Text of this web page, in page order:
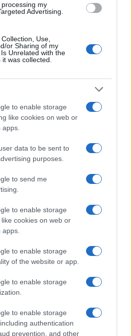
my
Advertising.
Use,
or Sharing of my
Unrelated with the
was collected.
to enable storage
like cookies on web or
data to be sent to
purposes.
to send me
to enable storage
cookies on web or
to enable storage
of the website or app.
to enable storage
to enable storage
authentication
prevention, and other